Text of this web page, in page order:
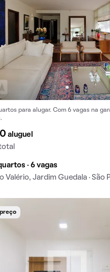
para alugar. Com 6 vagas na
aluguel
· 6 vagas
Valério, Jardim Guedala · São